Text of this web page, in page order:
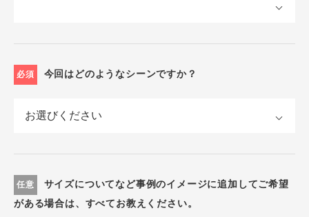
必須 今回はどのようなシーンですか？
任意
サイズについてなど事例のイメージに追加してご希望
がある場合は、すべてお教えください。